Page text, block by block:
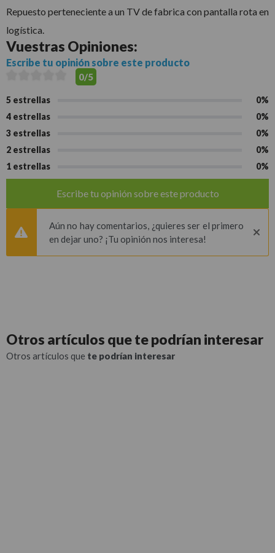
Repuesto perteneciente a un TV de fabrica con pantalla rota en
logística.
Vuestras Opiniones:
Escribe tu opinión sobre este producto
0/5
5 estrellas
0%
4 estrellas
0%
3 estrellas
0%
2 estrellas
0%
1 estrellas
0%
Escribe tu opinión sobre este producto
Aún no hay comentarios, ¿quieres ser el primero
en dejar uno? ¡Tu opinión nos interesa!
Otros artículos quete podrían interesar
Otros artículos que te podrían interesar